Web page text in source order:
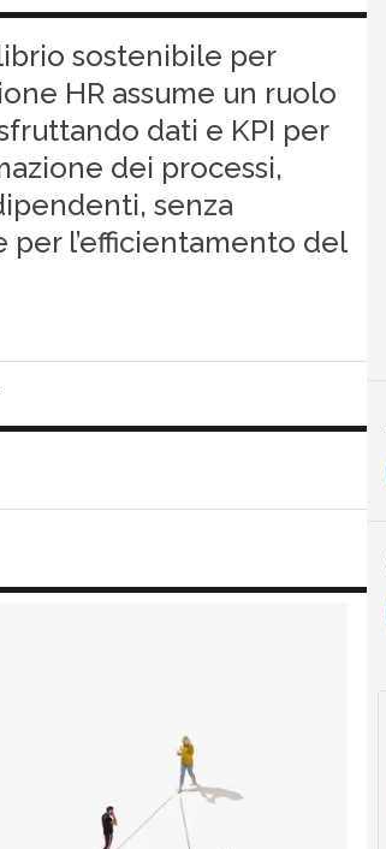
sostenibile per
HR assume un ruolo
dati e KPI per
dei processi,
senza
per l’efficientamento del